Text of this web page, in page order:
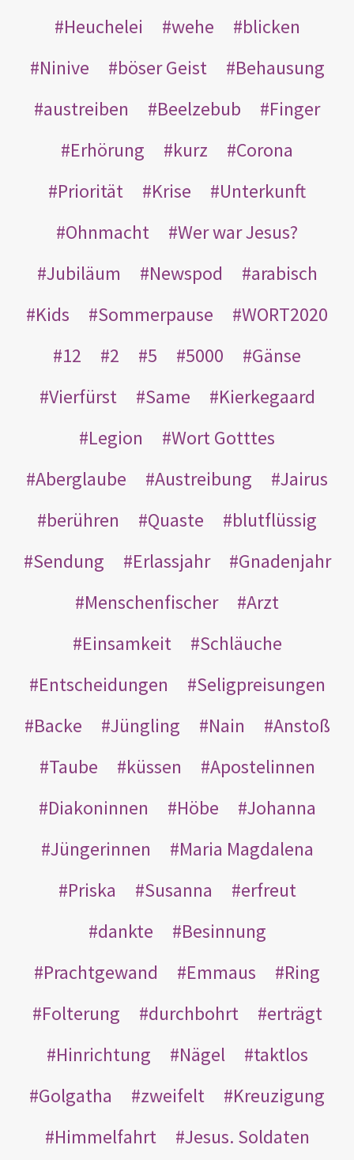
Heuchelei wehe
blicken
Ninive
böser Geist
Behausung
austreiben
Beelzebub
Finger
Erhörung
kurz
Corona
Priorität
Krise
Unterkunft
Ohnmacht
Wer war Jesus?
Jubiläum
Newspod
arabisch
Kids
Sommerpause
WORT2020
12
2 5 5000
Gänse
Vierfürst
Same
Kierkegaard
Legion
Wort Gotttes
Aberglaube
Austreibung
Jairus
berühren
Quaste
blutflüssig
Sendung
Erlassjahr
Gnadenjahr
Menschenfischer
Arzt
Einsamkeit
Schläuche
Entscheidungen
Seligpreisungen
Backe
Jüngling Nain
Anstoß
Taube
küssen
Apostelinnen
Diakoninnen
Höbe
Johanna
Jüngerinnen
Maria Magdalena
Priska
Susanna
erfreut
dankte
Besinnung
Prachtgewand
Emmaus
Ring
Folterung
durchbohrt
erträgt
Hinrichtung
Nägel
taktlos
Golgatha
zweifelt
Kreuzigung
Himmelfahrt
Jesus. Soldaten